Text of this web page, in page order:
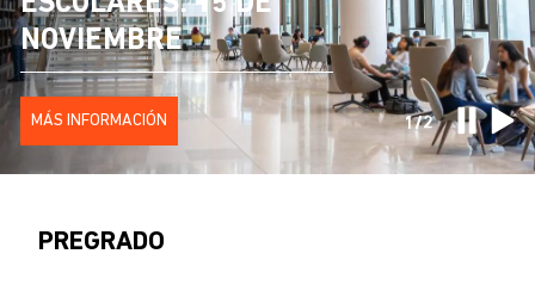
1/2
NOVIEMBRE
MÁS INFORMACIÓN
PRE LIMA: OPCIÓN DE
INGRESO DIRECTO
PREGRADO